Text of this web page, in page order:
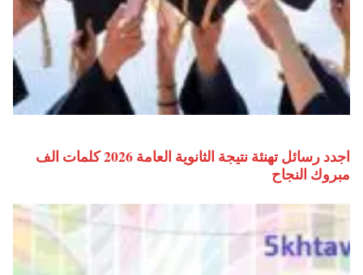
اجدد رسائل تهنئة نتيجة الثانوية العامة 2026 كلمات الف
مبروك النجاح